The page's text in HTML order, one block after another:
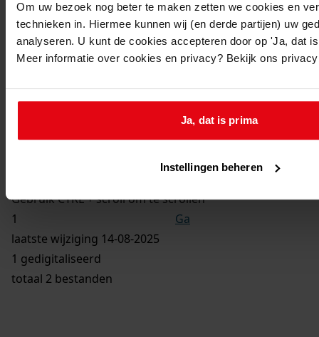
Om uw bezoek nog beter te maken zetten we cookies en
technieken in. Hiermee kunnen wij (en derde partijen) uw
analyseren. U kunt de cookies accepteren door op 'Ja, dat
Meer informatie over cookies en privacy? Bekijk ons
Ja, dat is prima
Instellingen beheren
Andijk, sectie D 3073
Gemeente:
Ga naar dit stuk:
Gebruik CTRL + scroll om te scrollen
Ga
laatste wijziging 14-08-2025
1 gedigitaliseerd
totaal 2 bestanden